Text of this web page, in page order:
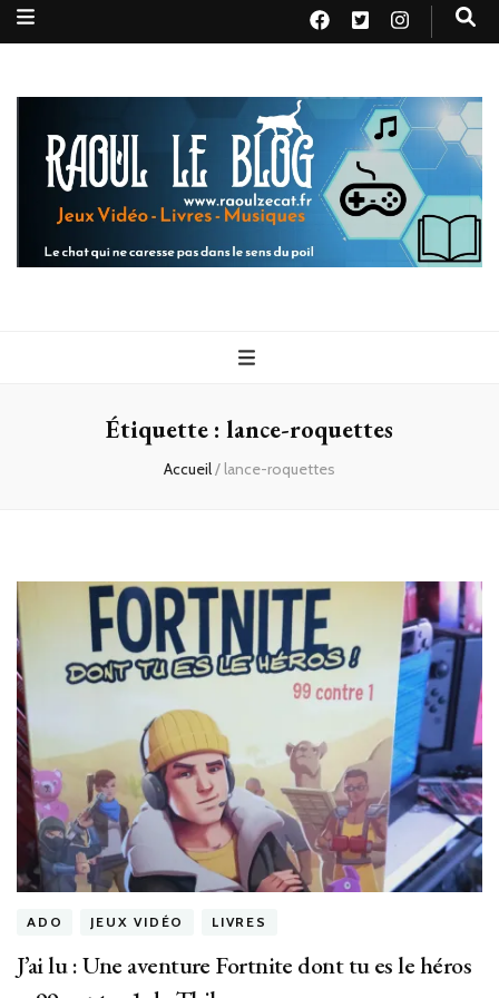
Raoul le
blog
Étiquette : lance-roquettes
Accueil/ lance-roquettes
ADO JEUX VIDÉO LIVRES
J’ai lu : Une aventure Fortnite dont tu es le héros